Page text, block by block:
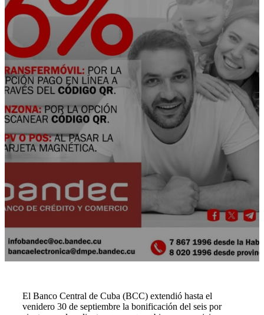
El Banco Central de Cuba (BCC) extendió hasta el
venidero 30 de septiembre la bonificación del seis por